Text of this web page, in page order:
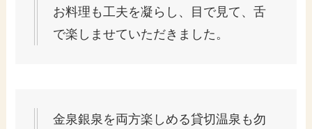
お料理も工夫を凝らし、目で見て、舌
で楽しませていただきました。
金泉銀泉を両方楽しめる貸切温泉も勿